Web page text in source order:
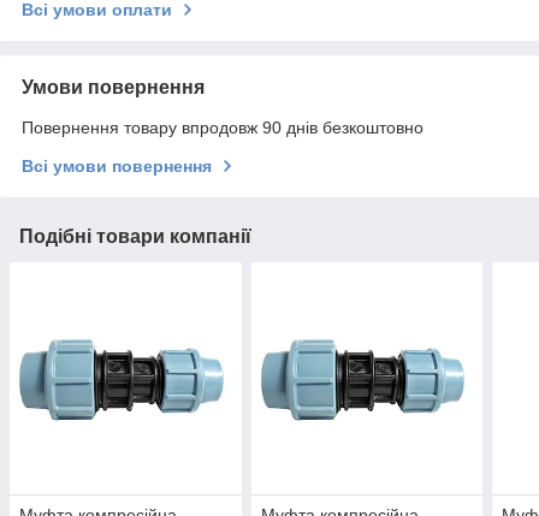
Всі умови оплати
Умови повернення
Повернення товару впродовж 90 днів безкоштовно
Всі умови повернення
Подібні товари компанії